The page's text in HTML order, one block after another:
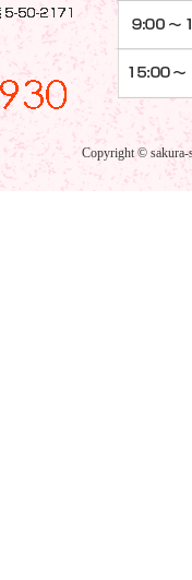
Copyright © sakura-